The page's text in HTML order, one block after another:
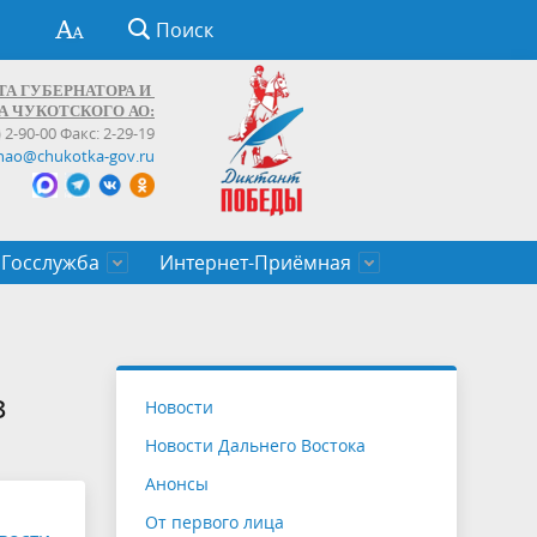
Поиск
ГУБЕРНАТОРА И
ЧУКОТСКОГО АО:
2-90-00 Факс: 2-29-19
gov.ru
Госслужба
служащих Чукотского автономного
Интернет-Приёмная
Новости
Новости Дальнего Востока
Анонсы
От первого лица